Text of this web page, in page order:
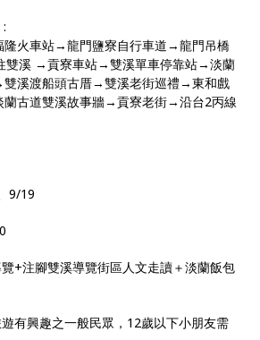
火車站→龍門鹽寮自行車道→龍門吊橋
雙溪 →貢寮車站→雙溪單車停靠站→淡蘭
溪渡船頭古厝→雙溪老街巡禮→東和戲
古道雙溪故事牆→貢寮老街→沿台2丙線
9/19
+注腳雙溪導覽街區人文走讀＋淡蘭飯包
有興趣之一般民眾，12歲以下小朋友需